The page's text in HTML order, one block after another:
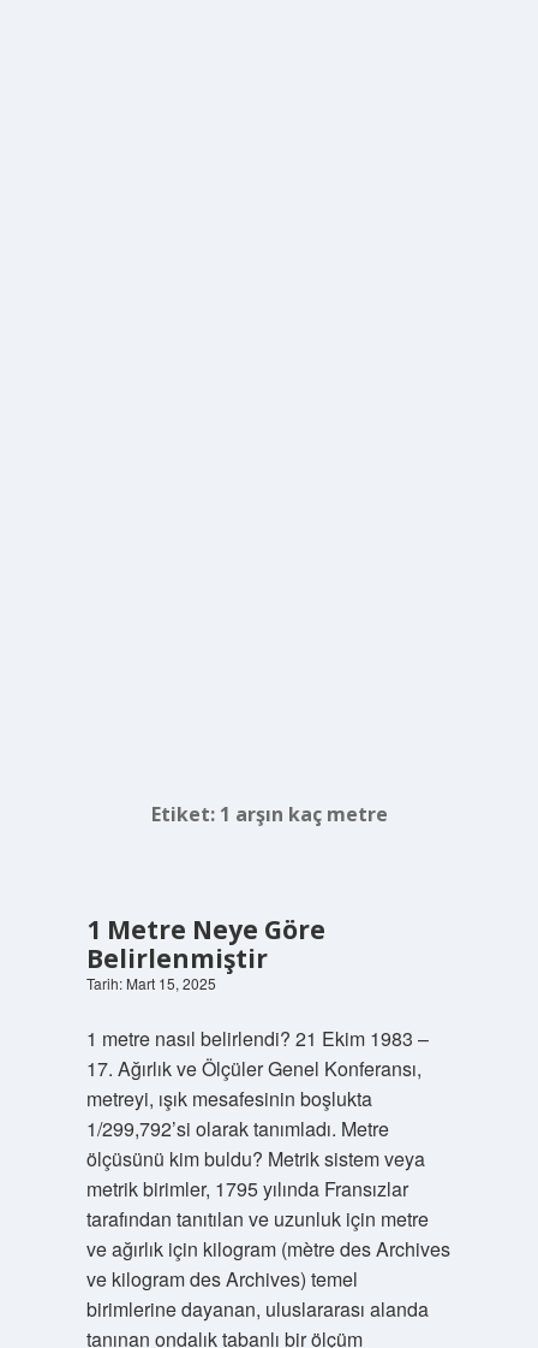
Etiket: 1 arşın kaç metre
1 Metre Neye Göre
Belirlenmiştir
Tarih: Mart 15, 2025
1 metre nasıl belirlendi? 21 Ekim 1983 –
17. Ağırlık ve Ölçüler Genel Konferansı,
metreyi, ışık mesafesinin boşlukta
1/299,792’si olarak tanımladı. Metre
ölçüsünü kim buldu? Metrik sistem veya
metrik birimler, 1795 yılında Fransızlar
tarafından tanıtılan ve uzunluk için metre
ve ağırlık için kilogram (mètre des Archives
ve kilogram des Archives) temel
birimlerine dayanan, uluslararası alanda
tanınan ondalık tabanlı bir ölçüm